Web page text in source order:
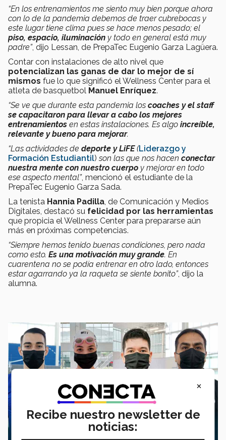
“En los entrenamientos me siento muy bien porque ahora
con lo de la pandemia debemos de traer cubrebocas y
este lugar tiene clima pues se hace menos pesado; el
piso, espacio, iluminación y todo en general está muy
padre”, dijo Lessan, de PrepaTec Eugenio Garza Lagüera.
Contar con instalaciones de alto nivel que
potencializan las ganas de dar lo mejor de sí
mismos fue lo que significó el Wellness Center para el
atleta de basquetbol Manuel Enríquez.
“Se ve que durante esta pandemia los coaches y el staff
se capacitaron para llevar a cabo los mejores
entrenamientos en estas instalaciones. Es algo increíble,
relevante y bueno para mejorar.
“Las actividades de deporte y LiFE(Liderazgo y
Formación Estudiantil)son las que nos hacen conectar
nuestra mente con nuestro cuerpo y mejorar en todo
ese aspecto mental”, mencionó el estudiante de la
PrepaTec Eugenio Garza Sada.
La tenista Hannia Padilla, de Comunicación y Medios
Digitales, destacó su felicidad por las herramientas
que propicia el Wellness Center para prepararse aún
más en próximas competencias.
“Siempre hemos tenido buenas condiciones, pero nada
como esto. Es una motivación muy grande. En
cuarentena no se podía entrenar en otro lado, entonces
estar agarrando ya la raqueta se siente bonito”, dijo la
alumna.
×
Recibe nuestro newsletter de
noticias: